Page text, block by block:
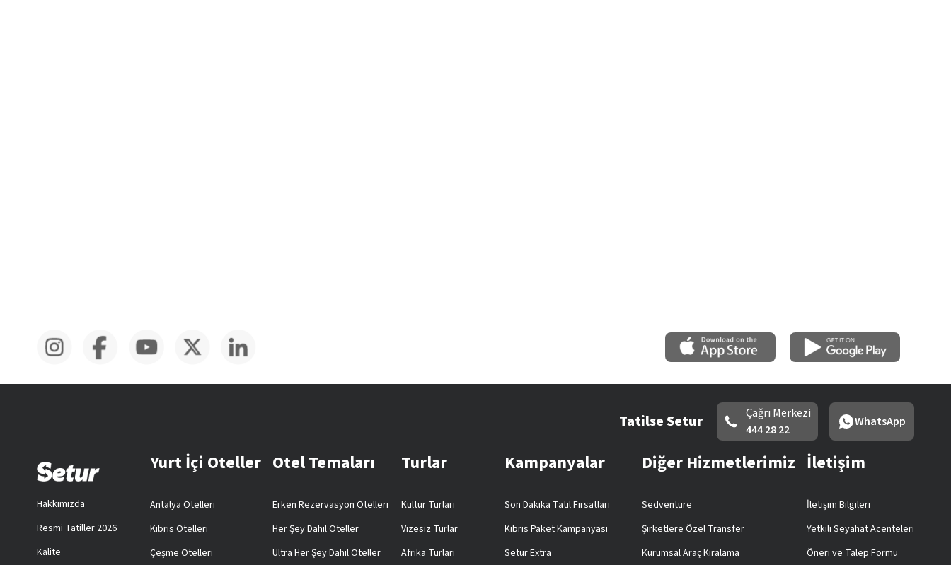
Tatilse Setur
Çağrı Merkezi
444 28 22
WhatsApp
Hakkımızda
Resmi Tatiller 2026
Kalite
Yurt İçi Oteller
Antalya Otelleri
Kıbrıs Otelleri
Çeşme Otelleri
Otel Temaları
Erken Rezervasyon Otelleri
Her Şey Dahil Oteller
Ultra Her Şey Dahil Oteller
Turlar
Kültür Turları
Vizesiz Turlar
Afrika Turları
Kampanyalar
Son Dakika Tatil Fırsatları
Kıbrıs Paket Kampanyası
Setur Extra
Diğer Hizmetlerimiz
Sedventure
Şirketlere Özel Transfer
Kurumsal Araç Kiralama
İletişim
İletişim Bilgileri
Yetkili Seyahat Acenteleri
Öneri ve Talep Formu